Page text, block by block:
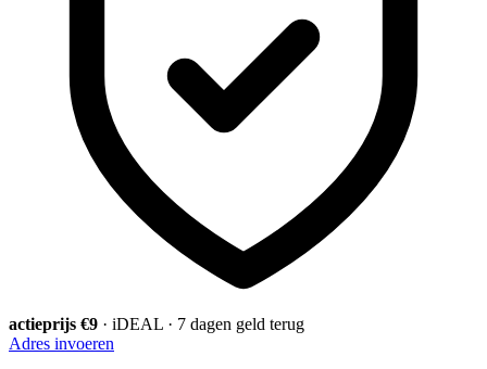
actieprijs €9 · iDEAL · 7 dagen geld terug
Adres invoeren